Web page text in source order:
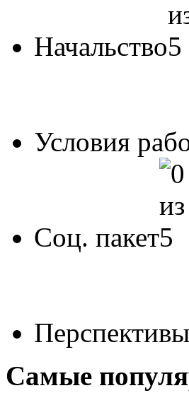
Начальство
Условия
Соц. пакет
Перспективы
Самые